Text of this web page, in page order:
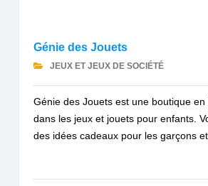
Génie des Jouets
JEUX ET JEUX DE SOCIÉTÉ
Génie des Jouets est une boutique
dans les jeux et jouets pour enfants.
des idées cadeaux pour les garçons et